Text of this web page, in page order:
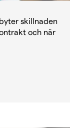
skillnaden
och när